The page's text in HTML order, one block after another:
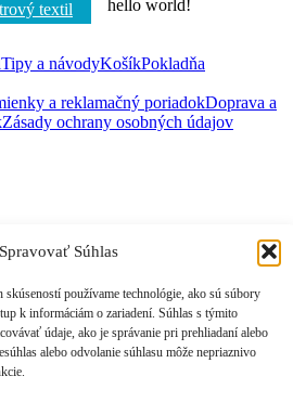
Spravovať Súhlas
používame technológie, ako sú súbory
k informáciám o zariadení. Súhlas s týmito
údaje, ako je správanie pri prehliadaní alebo
alebo odvolanie súhlasu môže nepriaznivo
textil hello world!
Tipy a návodyKošíkPokladňa
a reklamačný poriadokDoprava a
Zásady ochrany osobných údajov